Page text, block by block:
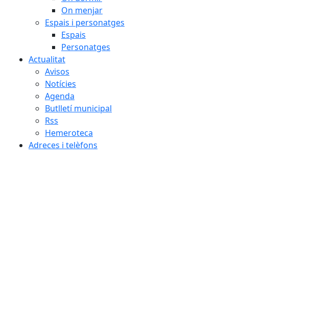
On menjar
Espais i personatges
Espais
Personatges
Actualitat
Avisos
Notícies
Agenda
Butlletí municipal
Rss
Hemeroteca
Adreces i telèfons